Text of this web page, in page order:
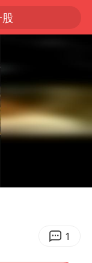
利率
全线停运
胶花1.55万
1